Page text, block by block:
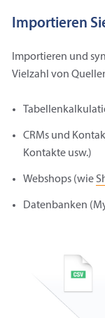
Importieren
Importieren und
Vielzahl von
CRMs und
Kontakte usw.)
Webshops (wie
Datenbanken